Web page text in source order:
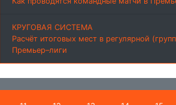
КРУГОВАЯ СИСТЕМА
Расчёт итоговых мест в регулярной
Премьер–лиги